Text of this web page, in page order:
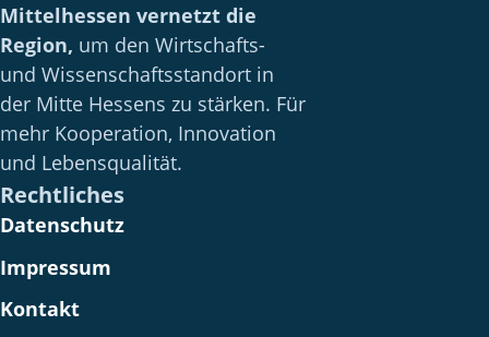
Mittelhessen vernetzt die
Region, um den Wirtschafts-
und Wissenschaftsstandort in
der Mitte Hessens zu stärken. Für
mehr Kooperation, Innovation
und Lebensqualität.
Rechtliches
Datenschutz
Impressum
Kontakt